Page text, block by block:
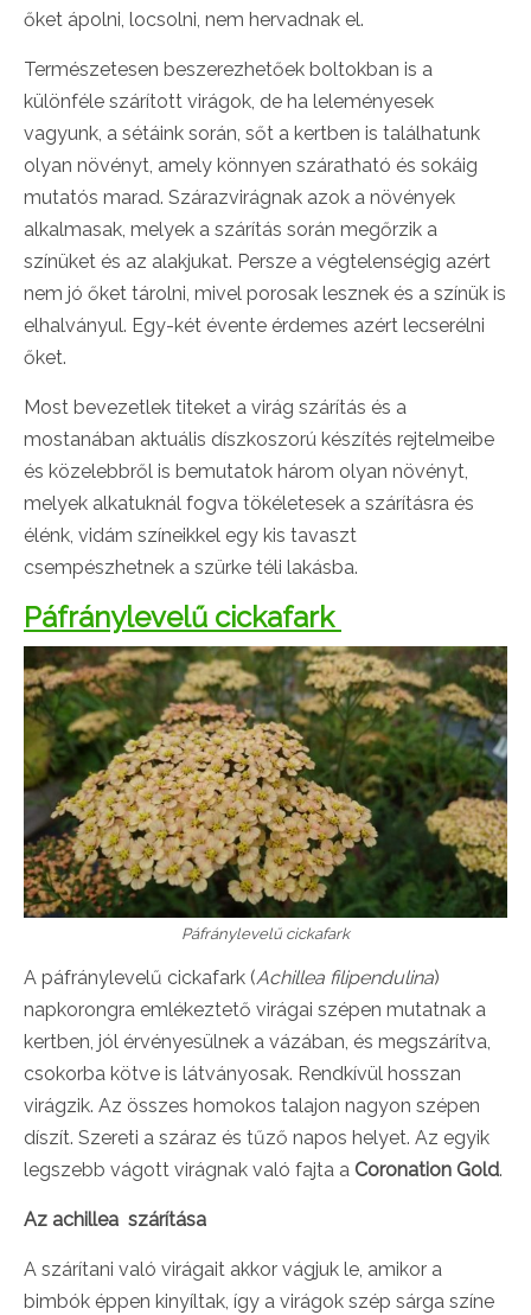
őket ápolni, locsolni, nem hervadnak el.
Természetesen beszerezhetőek boltokban is a
különféle szárított virágok, de ha leleményesek
vagyunk, a sétáink során, sőt a kertben is találhatunk
olyan növényt, amely könnyen száratható és sokáig
mutatós marad. Szárazvirágnak azok a növények
alkalmasak, melyek a szárítás során megőrzik a
színüket és az alakjukat. Persze a végtelenségig azért
nem jó őket tárolni, mivel porosak lesznek és a színük is
elhalványul. Egy-két évente érdemes azért lecserélni
őket.
Most bevezetlek titeket a virág szárítás és a
mostanában aktuális díszkoszorú készítés rejtelmeibe
és közelebbről is bemutatok három olyan növényt,
melyek alkatuknál fogva tökéletesek a szárításra és
élénk, vidám színeikkel egy kis tavaszt
csempészhetnek a szürke téli lakásba.
Páfránylevelű cickafark
Páfránylevelű cickafark
A páfránylevelű cickafark (Achillea filipendulina)
napkorongra emlékeztető virágai szépen mutatnak a
kertben, jól érvényesülnek a vázában, és megszárítva,
csokorba kötve is látványosak. Rendkívül hosszan
virágzik. Az összes homokos talajon nagyon szépen
díszít. Szereti a száraz és tűző napos helyet. Az egyik
legszebb vágott virágnak való fajta a Coronation Gold.
Az achillea szárítása
A szárítani való virágait akkor vágjuk le, amikor a
bimbók éppen kinyíltak, így a virágok szép sárga színe